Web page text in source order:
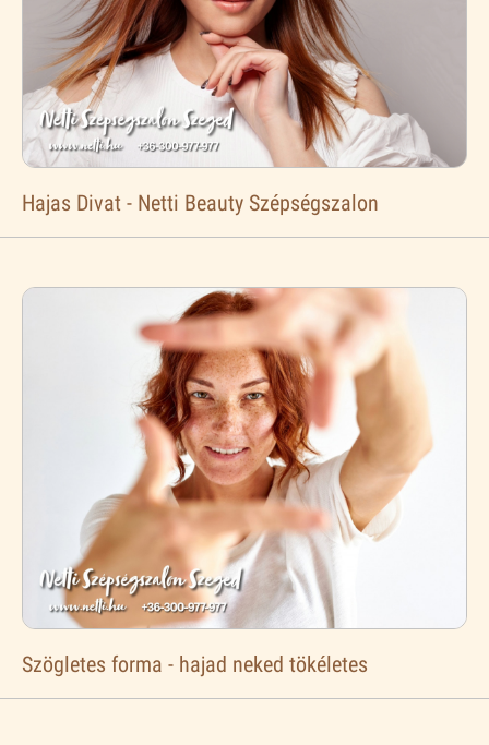
Hajas Divat - Netti Beauty Szépségszalon
Szögletes forma - hajad neked tökéletes